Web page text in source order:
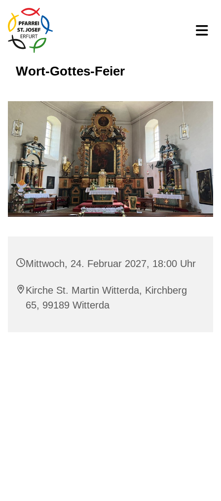
Wort-Gottes-Feier
Mittwoch, 24. Februar 2027, 18:00 Uhr
Kirche St. Martin Witterda, Kirchberg
65, 99189 Witterda